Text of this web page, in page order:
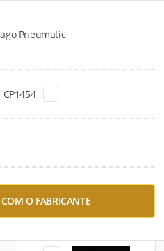
Pneumatic
O FABRICANTE
Download
RS